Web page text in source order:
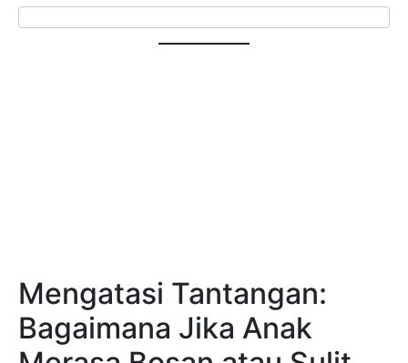
atau tidak mau bekerja sama. Menghadapi ini, Ayah
Bunda tidak perlu cemas atau marah. Ini adalah
respons alami anak-anak terhadap hal yang menurut